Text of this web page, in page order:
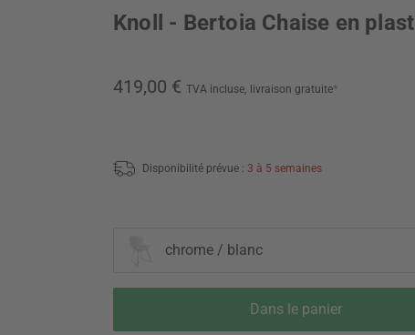
Knoll - Bertoia Chaise en
419,00 € TVA incluse, livraison gratuite*
Disponibilité prévue : 3 à 5 semaines
chrome / blanc
Dans le panier